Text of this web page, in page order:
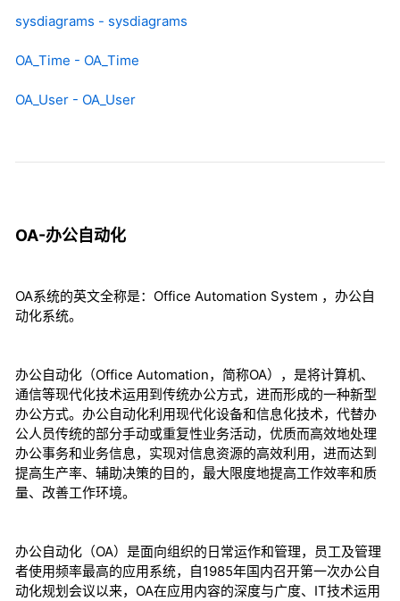
sysdiagrams - sysdiagrams
OA_Time - OA_Time
OA_User - OA_User
OA-办公自动化
OA系统的英文全称是：Office Automation System ，办公自
动化系统。
办公自动化（Office Automation，简称OA），是将计算机、
通信等现代化技术运用到传统办公方式，进而形成的一种新型
办公方式。办公自动化利用现代化设备和信息化技术，代替办
公人员传统的部分手动或重复性业务活动，优质而高效地处理
办公事务和业务信息，实现对信息资源的高效利用，进而达到
提高生产率、辅助决策的目的，最大限度地提高工作效率和质
量、改善工作环境。
办公自动化（OA）是面向组织的日常运作和管理，员工及管理
者使用频率最高的应用系统，自1985年国内召开第一次办公自
动化规划会议以来，OA在应用内容的深度与广度、IT技术运用